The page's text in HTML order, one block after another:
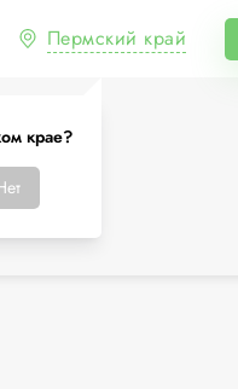
Пермский край
крае?